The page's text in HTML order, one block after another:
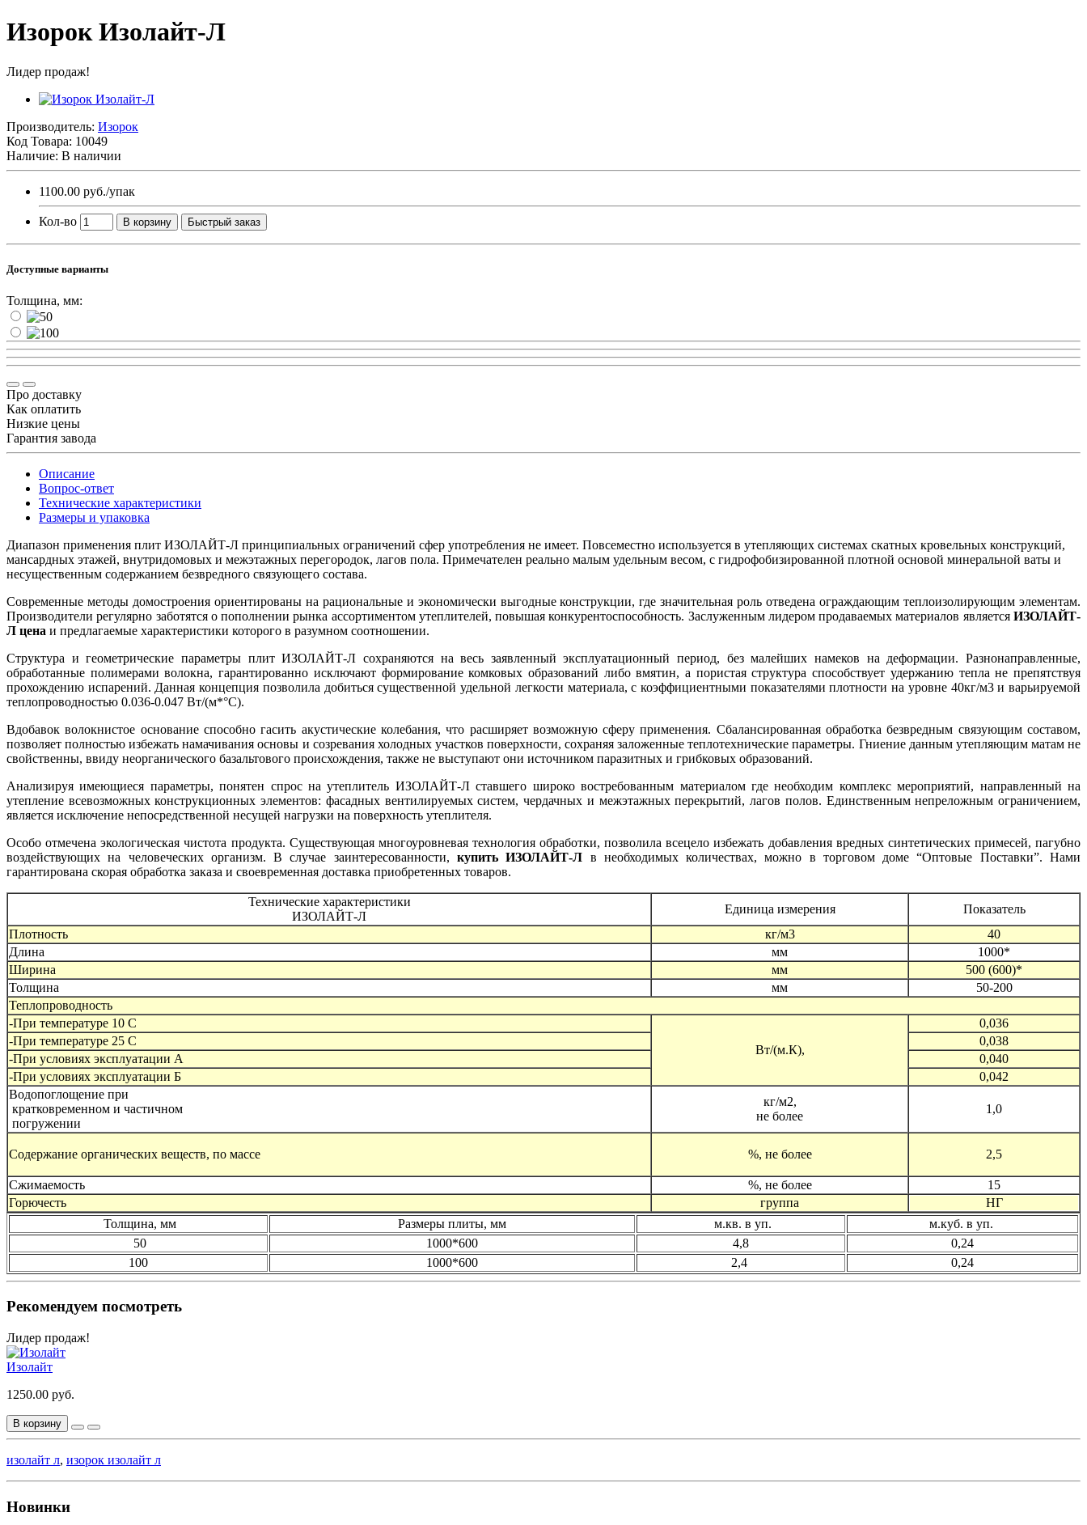
Изорок Изолайт-Л
Лидер продаж!
Производитель: Изорок
Код Товара: 10049
Наличие: В наличии
1100.00 руб./упак
Кол-во В корзину Быстрый заказ
Доступные варианты
Толщина, мм:
Про доставку
Как оплатить
Низкие цены
Гарантия завода
Описание
Вопрос-ответ
Технические характеристики
Размеры и упаковка
Диапазон применения плит ИЗОЛАЙТ-Л принципиальных ограничений сфер употребления не имеет. Повсеместно используется в утепляющих системах скатных кровельных конструкций,
мансардных этажей, внутридомовых и межэтажных перегородок, лагов пола. Примечателен реально малым удельным весом, с гидрофобизированной плотной основой минеральной ваты и
несущественным содержанием безвредного связующего состава.
Современные методы домостроения ориентированы на рациональные и экономически выгодные конструкции, где значительная роль отведена ограждающим теплоизолирующим элементам.
Производители регулярно заботятся о пополнении рынка ассортиментом утеплителей, повышая конкурентоспособность. Заслуженным лидером продаваемых материалов является ИЗОЛАЙТ-
Л цена и предлагаемые характеристики которого в разумном соотношении.
Структура и геометрические параметры плит ИЗОЛАЙТ-Л сохраняются на весь заявленный эксплуатационный период, без малейших намеков на деформации. Разнонаправленные,
обработанные полимерами волокна, гарантированно исключают формирование комковых образований либо вмятин, а пористая структура способствует удержанию тепла не препятствуя
прохождению испарений. Данная концепция позволила добиться существенной удельной легкости материала, с коэффициентными показателями плотности на уровне 40кг/м3 и варьируемой
теплопроводностью 0.036-0.047 Вт/(м*°С).
Вдобавок волокнистое основание способно гасить акустические колебания, что расширяет возможную сферу применения. Сбалансированная обработка безвредным связующим составом,
позволяет полностью избежать намачивания основы и созревания холодных участков поверхности, сохраняя заложенные теплотехнические параметры. Гниение данным утепляющим матам не
свойственны, ввиду неорганического базальтового происхождения, также не выступают они источником паразитных и грибковых образований.
Анализируя имеющиеся параметры, понятен спрос на утеплитель ИЗОЛАЙТ-Л ставшего широко востребованным материалом где необходим комплекс мероприятий, направленный на
утепление всевозможных конструкционных элементов: фасадных вентилируемых систем, чердачных и межэтажных перекрытий, лагов полов. Единственным непреложным ограничением,
является исключение непосредственной несущей нагрузки на поверхность утеплителя.
Особо отмечена экологическая чистота продукта. Существующая многоуровневая технология обработки, позволила всецело избежать добавления вредных синтетических примесей, пагубно
воздействующих на человеческих организм. В случае заинтересованности, купить ИЗОЛАЙТ-Л в необходимых количествах, можно в торговом доме “Оптовые Поставки”. Нами
гарантирована скорая обработка заказа и своевременная доставка приобретенных товаров.
Технические характеристики
ИЗОЛАЙТ-Л
Единица измерения
Показатель
Плотность
кг/м3
40
Длина
мм
1000*
Ширина
мм
500 (600)*
Толщина
мм
50-200
Теплопроводность
-При температуре 10 С
Вт/(м.К),
0,036
-При температуре 25 С
0,038
-При условиях эксплуатации А
0,040
-При условиях эксплуатации Б
0,042
Водопоглощение при
кратковременном и частичном
погружении
кг/м2,
не более
1,0
Содержание органических веществ, по массе %, не более 2,5
Сжимаемость %, не более
15
Горючесть
группа
НГ
Толщина, мм
Размеры плиты, мм м.кв. в уп.
м.куб. в уп.
50
1000*600 4,8
0,24
100
1000*600 2,4 0,24
Рекомендуем посмотреть
Лидер продаж!
Изолайт
1250.00 руб.
В корзину
изолайт л, изорок изолайт л
Новинки